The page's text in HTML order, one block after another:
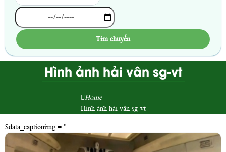
Tìm chuyến
Hình ảnh hải vân sg-vt
Home
Hình ảnh hải vân sg-vt
$data_captionimg = '';